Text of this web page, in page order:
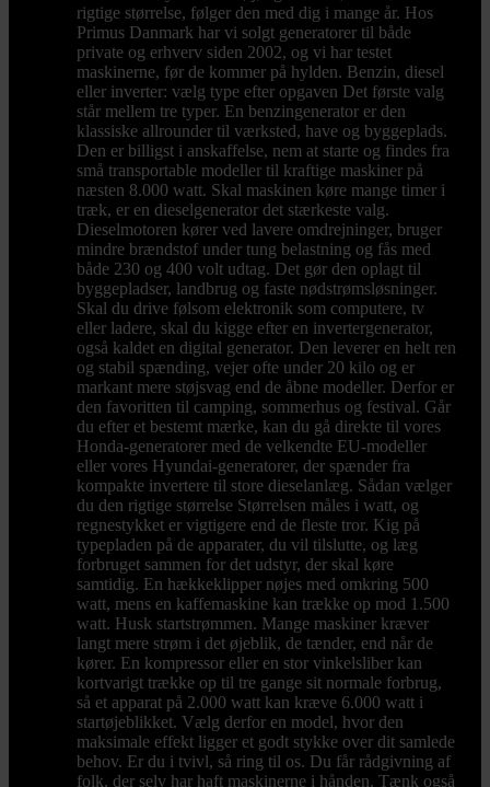
rigtige størrelse, følger den med dig i mange år. Hos
Primus Danmark har vi solgt generatorer til både
private og erhverv siden 2002, og vi har testet
maskinerne, før de kommer på hylden. Benzin, diesel
eller inverter: vælg type efter opgaven Det første valg
står mellem tre typer. En benzingenerator er den
klassiske allrounder til værksted, have og byggeplads.
Den er billigst i anskaffelse, nem at starte og findes fra
små transportable modeller til kraftige maskiner på
næsten 8.000 watt. Skal maskinen køre mange timer i
træk, er en dieselgenerator det stærkeste valg.
Dieselmotoren kører ved lavere omdrejninger, bruger
mindre brændstof under tung belastning og fås med
både 230 og 400 volt udtag. Det gør den oplagt til
byggepladser, landbrug og faste nødstrømsløsninger.
Skal du drive følsom elektronik som computere, tv
eller ladere, skal du kigge efter en invertergenerator,
også kaldet en digital generator. Den leverer en helt ren
og stabil spænding, vejer ofte under 20 kilo og er
markant mere støjsvag end de åbne modeller. Derfor er
den favoritten til camping, sommerhus og festival. Går
du efter et bestemt mærke, kan du gå direkte til vores
Honda-generatorer med de velkendte EU-modeller
eller vores Hyundai-generatorer, der spænder fra
kompakte invertere til store dieselanlæg. Sådan vælger
du den rigtige størrelse Størrelsen måles i watt, og
regnestykket er vigtigere end de fleste tror. Kig på
typepladen på de apparater, du vil tilslutte, og læg
forbruget sammen for det udstyr, der skal køre
samtidig. En hækkeklipper nøjes med omkring 500
watt, mens en kaffemaskine kan trække op mod 1.500
watt. Husk startstrømmen. Mange maskiner kræver
langt mere strøm i det øjeblik, de tænder, end når de
kører. En kompressor eller en stor vinkelsliber kan
kortvarigt trække op til tre gange sit normale forbrug,
så et apparat på 2.000 watt kan kræve 6.000 watt i
startøjeblikket. Vælg derfor en model, hvor den
maksimale effekt ligger et godt stykke over dit samlede
behov. Er du i tvivl, så ring til os. Du får rådgivning af
folk, der selv har haft maskinerne i hånden. Tænk også